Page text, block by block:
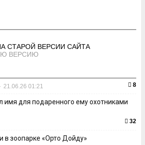
СТАРОЙ ВЕРСИИ САЙТА
ВЕРСИЮ
- 21.06.26 01:21 8
имя для подаренного ему охотниками
32
в зоопарке «Орто Дойду»